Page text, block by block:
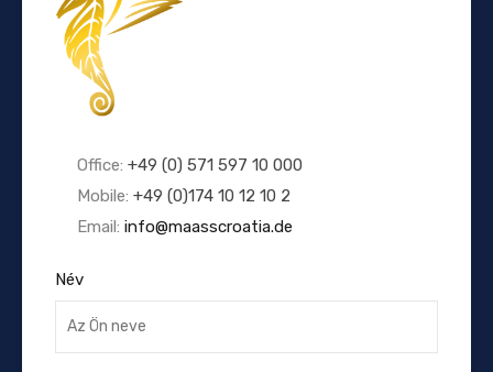
Office: +49 (0) 571 597 10 000
Mobile: +49 (0)174 10 12 10 2
Email: info@maasscroatia.de
Név